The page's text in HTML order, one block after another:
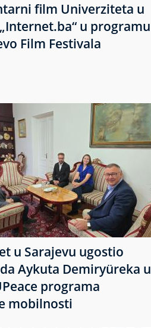
film Univerziteta u
u programu
Film Festivala
u Sarajevu ugostio
Aykuta Demiryüreka u
programa
mobilnosti